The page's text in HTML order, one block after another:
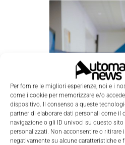
Per fornire le migliori esperienze, noi e i
come i cookie per memorizzare e/o
dispositivo. Il consenso a queste
partner di elaborare dati personali come il
navigazione o gli ID univoci su questo
personalizzati. Non acconsentire o ritirare
negativamente su alcune caratteristiche e